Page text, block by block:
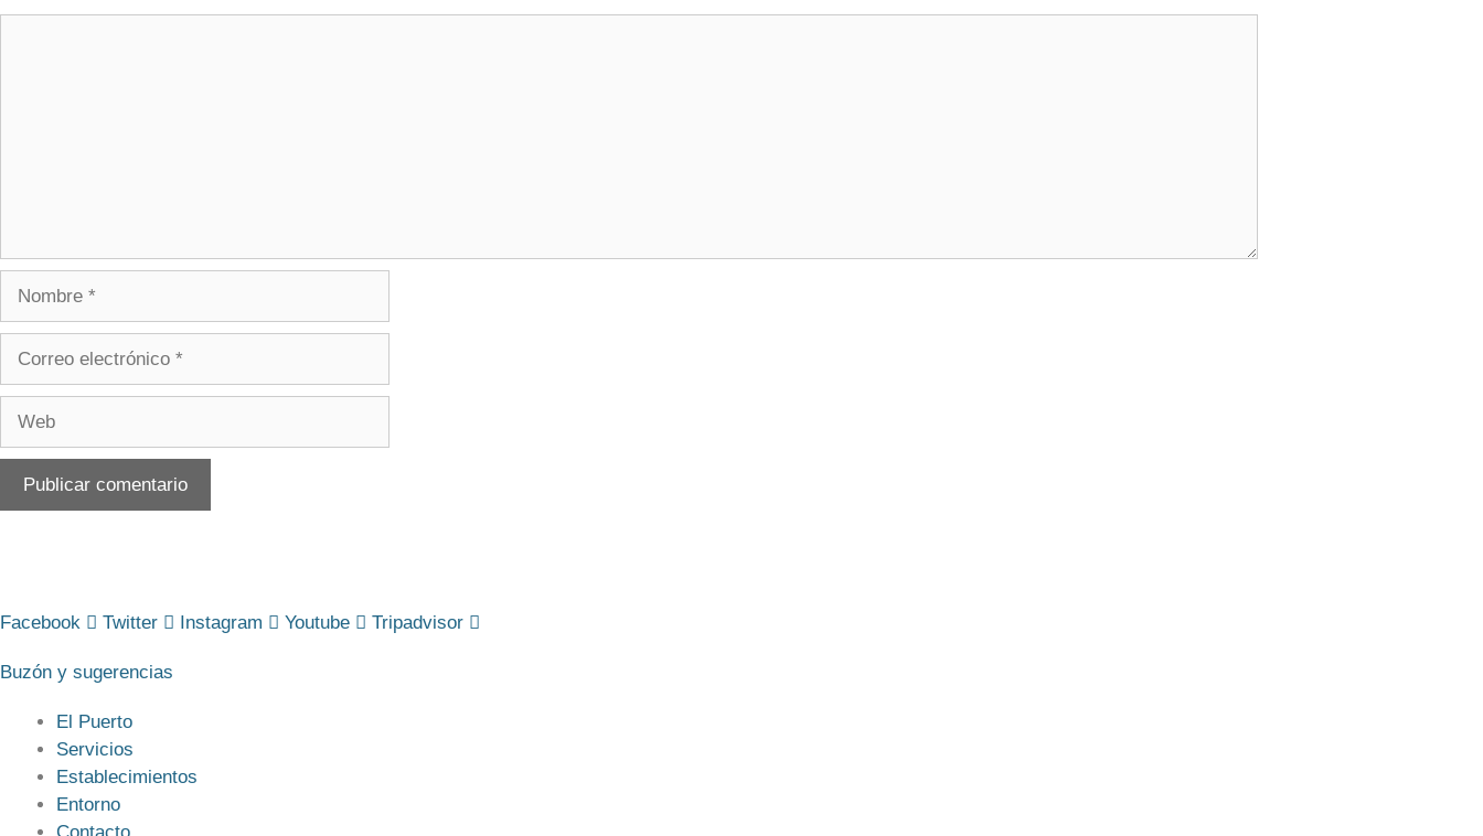
Facebook Twitter Instagram Youtube Tripadvisor
Buzón y sugerencias
El Puerto
Servicios
Establecimientos
Entorno
Contacto